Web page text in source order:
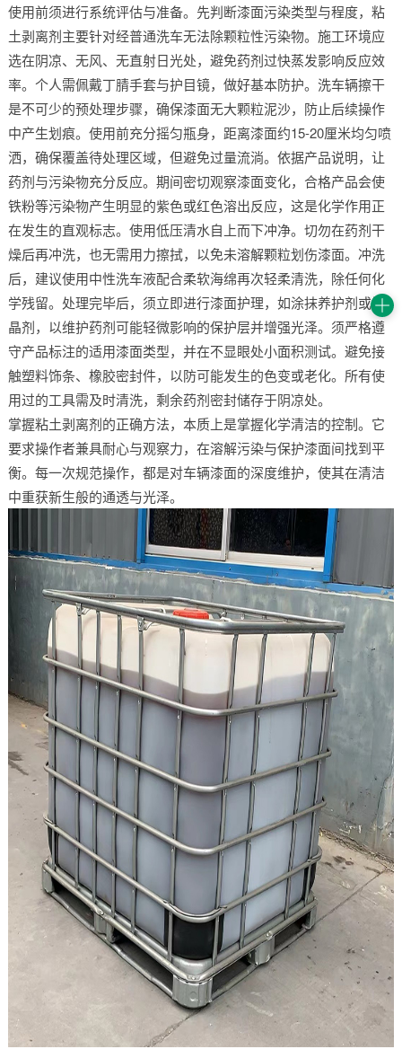
使用前须进行系统评估与准备。先判断漆面污染类型与程度，粘
土剥离剂主要针对经普通洗车无法除颗粒性污染物。施工环境应
选在阴凉、无风、无直射日光处，避免药剂过快蒸发影响反应效
率。个人需佩戴丁腈手套与护目镜，做好基本防护。洗车辆擦干
是不可少的预处理步骤，确保漆面无大颗粒泥沙，防止后续操作
中产生划痕。使用前充分摇匀瓶身，距离漆面约15-20厘米均匀喷
洒，确保覆盖待处理区域，但避免过量流淌。依据产品说明，让
药剂与污染物充分反应。期间密切观察漆面变化，合格产品会使
铁粉等污染物产生明显的紫色或红色溶出反应，这是化学作用正
在发生的直观标志。使用低压清水自上而下冲净。切勿在药剂干
燥后再冲洗，也无需用力擦拭，以免未溶解颗粒划伤漆面。冲洗
后，建议使用中性洗车液配合柔软海绵再次轻柔清洗，除任何化
学残留。处理完毕后，须立即进行漆面护理，如涂抹养护剂或镀
晶剂，以维护药剂可能轻微影响的保护层并增强光泽。须严格遵
守产品标注的适用漆面类型，并在不显眼处小面积测试。避免接
触塑料饰条、橡胶密封件，以防可能发生的色变或老化。所有使
用过的工具需及时清洗，剩余药剂密封储存于阴凉处。
掌握粘土剥离剂的正确方法，本质上是掌握化学清洁的控制。它
要求操作者兼具耐心与观察力，在溶解污染与保护漆面间找到平
衡。每一次规范操作，都是对车辆漆面的深度维护，使其在清洁
中重获新生般的通透与光泽。